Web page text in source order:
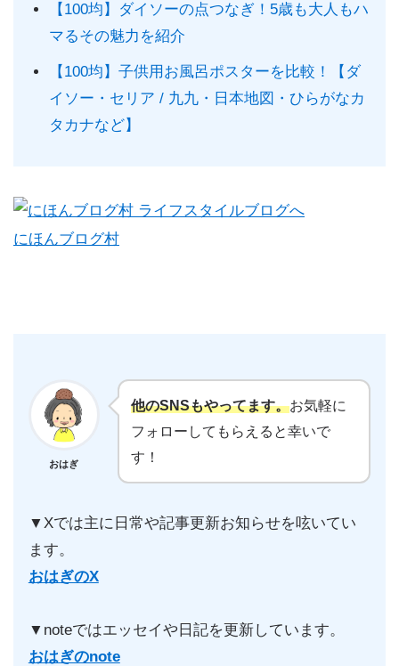
【100均】ダイソーの点つなぎ！5歳も大人もハ
マるその魅力を紹介
【100均】子供用お風呂ポスターを比較！【ダ
イソー・セリア / 九九・日本地図・ひらがなカ
タカナなど】
にほんブログ村
おはぎ
他のSNSもやってます。お気軽に
フォローしてもらえると幸いで
す！
▼Xでは主に日常や記事更新お知らせを呟いてい
ます。
おはぎのX
▼noteではエッセイや日記を更新しています。
おはぎのnote